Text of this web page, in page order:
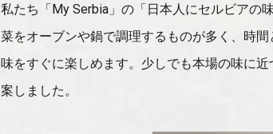
私たち「My Serbia」の「日本人にセルビアの
菜をオーブンや鍋で調理するものが多く、時
味をすぐに楽しめます。少しでも本場の味に近
案しました。